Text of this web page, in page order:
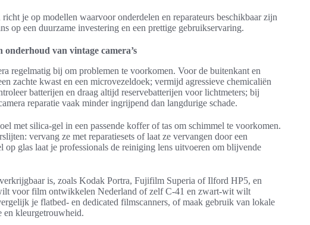
je op modellen waarvoor onderdelen en reparateurs beschikbaar zijn
op een duurzame investering en een prettige gebruikservaring.
van vintage camera’s
regelmatig bij om problemen te voorkomen. Voor de buitenkant en
zachte kwast en een microvezeldoek; vermijd agressieve chemicaliën
batterijen en draag altijd reservebatterijen voor lichtmeters; bij
reparatie vaak minder ingrijpend dan langdurige schade.
met silica-gel in een passende koffer of tas om schimmel te voorkomen.
vervang ze met reparatiesets of laat ze vervangen door een
op glas laat je professionals de reiniging lens uitvoeren om blijvende
is, zoals Kodak Portra, Fujifilm Superia of Ilford HP5, en
voor film ontwikkelen Nederland of zelf C-41 en zwart-wit wilt
je flatbed- en dedicated filmscanners, of maak gebruik van lokale
en kleurgetrouwheid.